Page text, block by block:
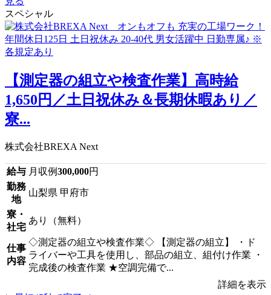
スペシャル
【測定器の組立や検査作業】高時給
1,650円／土日祝休み＆長期休暇あり／
寮...
株式会社BREXA Next
給与 月収例300,000円
勤務
地
山梨県 甲府市
寮・
社宅
あり（無料）
仕事
内容
◇測定器の組立や検査作業◇ 【測定器の組立】 ・ド
ライバーや工具を使用し、部品の組立、組付け作業 ・
完成後の検査作業 ★空調完備で...
詳細を表示